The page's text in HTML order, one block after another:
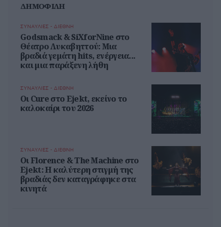
ΔΗΜΟΦΙΛΗ
ΣΥΝΑΥΛΙΕΣ - ΔΙΕΘΝΗ
Godsmack & SiXforNine στο
Θέατρο Λυκαβηττού: Μια
βραδιά γεμάτη hits, ενέργεια...
και μια παράξενη λήθη
ΣΥΝΑΥΛΙΕΣ - ΔΙΕΘΝΗ
Οι Cure στο Ejekt, εκείνο το
καλοκαίρι του 2026
ΣΥΝΑΥΛΙΕΣ - ΔΙΕΘΝΗ
Oι Florence & The Machine στο
Ejekt: Η καλύτερη στιγμή της
βραδιάς δεν καταγράφηκε στα
κινητά